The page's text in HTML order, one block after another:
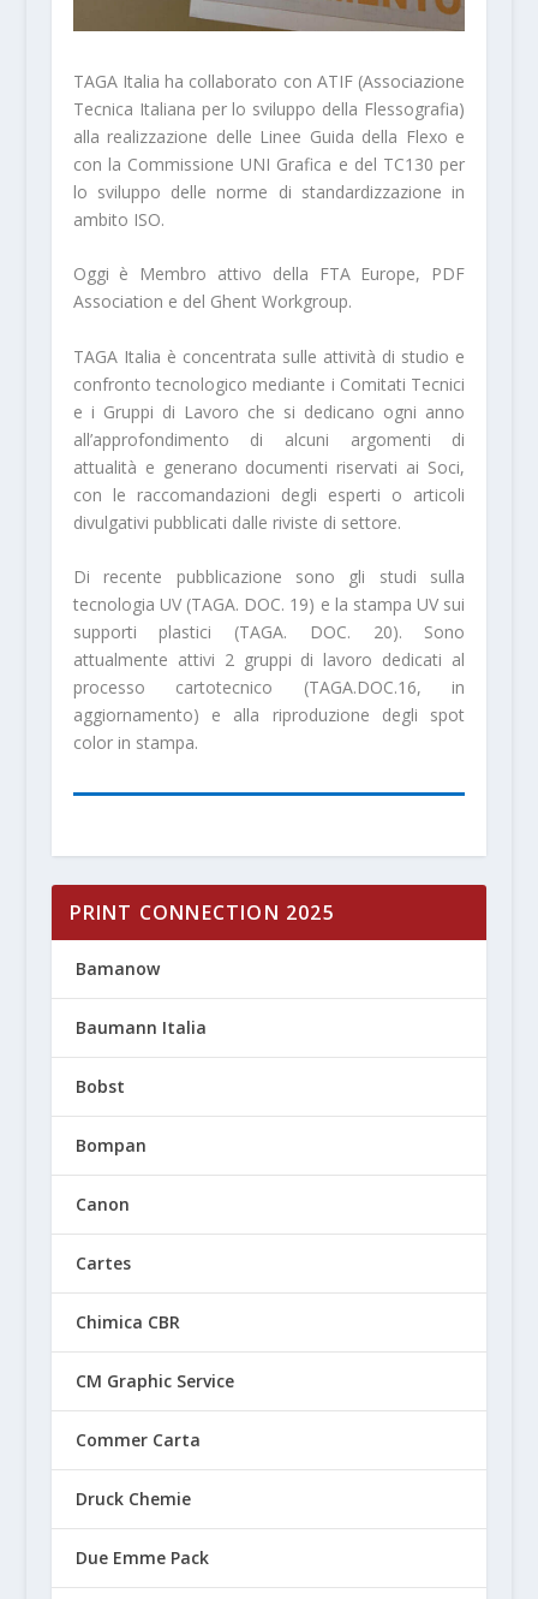
TAGA Italia ha collaborato con ATIF (Associazione
Tecnica Italiana per lo sviluppo della Flessografia)
alla realizzazione delle Linee Guida della Flexo e
con la Commissione UNI Grafica e del TC130 per
lo sviluppo delle norme di standardizzazione in
ambito ISO.
Oggi è Membro attivo della FTA Europe, PDF
Association e del Ghent Workgroup.
TAGA Italia è concentrata sulle attività di studio e
confronto tecnologico mediante i Comitati Tecnici
e i Gruppi di Lavoro che si dedicano ogni anno
all’approfondimento di alcuni argomenti di
attualità e generano documenti riservati ai Soci,
con le raccomandazioni degli esperti o articoli
divulgativi pubblicati dalle riviste di settore.
Di recente pubblicazione sono gli studi sulla
tecnologia UV (TAGA. DOC. 19) e la stampa UV sui
supporti plastici (TAGA. DOC. 20). Sono
attualmente attivi 2 gruppi di lavoro dedicati al
processo cartotecnico (TAGA.DOC.16, in
aggiornamento) e alla riproduzione degli spot
color in stampa.
PRINT CONNECTION 2025
Bamanow
Baumann Italia
Bobst
Bompan
Canon
Cartes
Chimica CBR
CM Graphic Service
Commer Carta
Druck Chemie
Due Emme Pack